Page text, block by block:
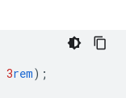
3rem);